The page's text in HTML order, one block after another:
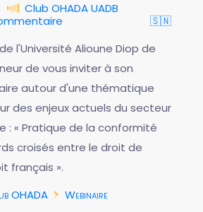
Club OHADA UADB
🇸🇳
l'Université Alioune Diop de
de vous inviter à son
autour d'une thématique
des enjeux actuels du secteur
: « Pratique de la conformité
croisés entre le droit de
français ».
OHADA Webinaire